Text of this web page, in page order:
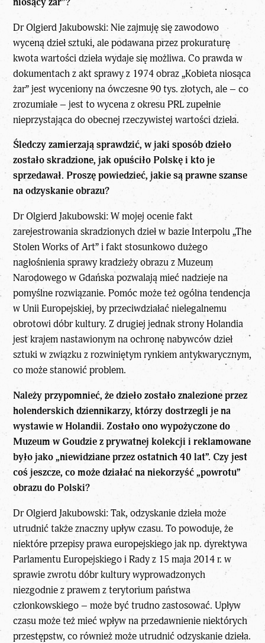
Dr Olgierd Jakubowski: Nie zajmuję się zawodowo
wyceną dzieł sztuki, ale podawana przez prokuraturę
kwota wartości dzieła wydaje się możliwa. Co prawda w
dokumentach z akt sprawy z 1974 obraz „Kobieta niosąca
żar” jest wyceniony na ówczesne 90 tys. złotych, ale – co
zrozumiałe – jest to wycena z okresu PRL zupełnie
nieprzystająca do obecnej rzeczywistej wartości dzieła.
Śledczy zamierzają sprawdzić, w jaki sposób dzieło
zostało skradzione, jak opuściło Polskę i kto je
sprzedawał. Proszę powiedzieć, jakie są prawne szanse
na odzyskanie obrazu?
Dr Olgierd Jakubowski: W mojej ocenie fakt
zarejestrowania skradzionych dzieł w bazie Interpolu „The
Stolen Works of Art” i fakt stosunkowo dużego
nagłośnienia sprawy kradzieży obrazu z Muzeum
Narodowego w Gdańska pozwalają mieć nadzieje na
pomyślne rozwiązanie. Pomóc może też ogólna tendencja
w Unii Europejskiej, by przeciwdziałać nielegalnemu
obrotowi dóbr kultury. Z drugiej jednak strony Holandia
jest krajem nastawionym na ochronę nabywców dzieł
sztuki w związku z rozwiniętym rynkiem antykwarycznym,
co może stanowić problem.
Należy przypomnieć, że dzieło zostało znalezione przez
holenderskich dziennikarzy, którzy dostrzegli je na
wystawie w Holandii. Zostało ono wypożyczone do
Muzeum w Goudzie z prywatnej kolekcji i reklamowane
było jako „niewidziane przez ostatnich 40 lat”. Czy jest
coś jeszcze, co może działać na niekorzyść „powrotu”
obrazu do Polski?
Dr Olgierd Jakubowski: Tak, odzyskanie dzieła może
utrudnić także znaczny upływ czasu. To powoduje, że
niektóre przepisy prawa europejskiego jak np. dyrektywa
Parlamentu Europejskiego i Rady z 15 maja 2014 r. w
sprawie zwrotu dóbr kultury wyprowadzonych
niezgodnie z prawem z terytorium państwa
członkowskiego – może być trudno zastosować. Upływ
czasu może też mieć wpływ na przedawnienie niektórych
przestępstw, co również może utrudnić odzyskanie dzieła.